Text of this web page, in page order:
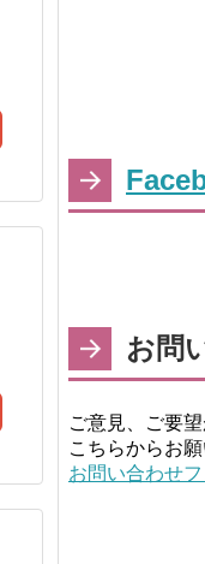
お問
ご意見、ご要
こちらからお願
お問い合わせ